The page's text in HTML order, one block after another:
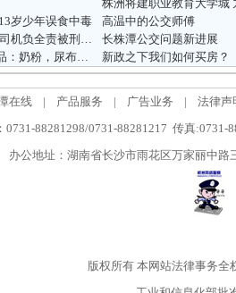
株洲将建职业教育大学城
岁少年误食中毒
高温中的公交师傅
南大花季女学生死于惨烈车祸(司机负全责被刑拘）
长株潭公交问题新进展
超级便宜的全新婴儿、妈妈用品：奶粉，尿布，玩具，护肤品，路过...
新政之下我们如何买房？
在线 | 产品服务 | 广告业务 |
法律声
0731-88281298/0731-88281217 传真:0731-
办公地址：湖南省长沙市雨花区万家丽中
版权所有本网站法律事务全